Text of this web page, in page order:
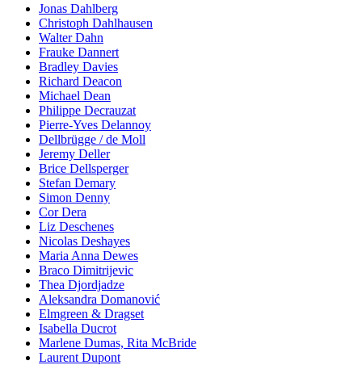
Jonas Dahlberg
Christoph Dahlhausen
Walter Dahn
Frauke Dannert
Bradley Davies
Richard Deacon
Michael Dean
Philippe Decrauzat
Pierre-Yves Delannoy
Dellbrügge / de Moll
Jeremy Deller
Brice Dellsperger
Stefan Demary
Simon Denny
Cor Dera
Liz Deschenes
Nicolas Deshayes
Maria Anna Dewes
Braco Dimitrijevic
Thea Djordjadze
Aleksandra Domanović
Elmgreen & Dragset
Isabella Ducrot
Marlene Dumas, Rita McBride
Laurent Dupont